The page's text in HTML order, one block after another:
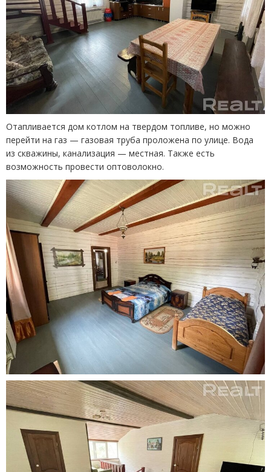
Отапливается дом котлом на твердом топливе, но можно
перейти на газ — газовая труба проложена по улице. Вода
из скважины, канализация — местная. Также есть
возможность провести оптоволокно.